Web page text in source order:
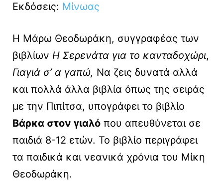
Εκδόσεις: Μίνωας
Η Μάρω Θεοδωράκη, συγγραφέας των
βιβλίων Η Σερενάτα για το κανταδοχώρι,
Γιαγιά σ’ α γαπώ, Να ζεις δυνατά αλλά
και πολλά άλλα βιβλία όπως της σειράς
με την Πιπίτσα, υπογράφει το βιβλίο
Βάρκα στον γιαλό που απευθύνεται σε
παιδιά 8-12 ετών. Το βιβλίο περιγράφει
τα παιδικά και νεανικά χρόνια του Μίκη
Θεοδωράκη.